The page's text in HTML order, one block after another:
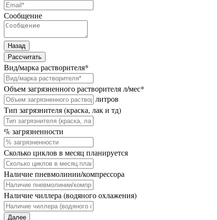
Сообщение
Назад
Рассчитать
Вид/марка растворителя*
Объем загрязненного растворителя л/мес*
литров
Тип загрязнителя (краска, лак и тд)
% загрязненности
Сколько циклов в месяц планируется
Наличие пневмолинии/компрессора
Наличие чиллера (водяного охлажения)
Далее